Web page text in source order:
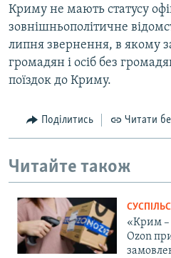
Криму не мають статусу
зовнішньополітичне
липня звернення, в якому
громадян і осіб без
поїздок до Криму.
Поділитись Читати
Читайте також
«Крим –
Ozon